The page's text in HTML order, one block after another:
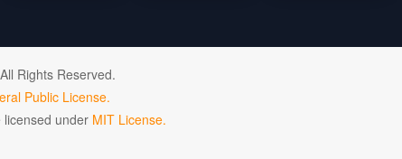
Rights Reserved.
Public License.
under MIT License.